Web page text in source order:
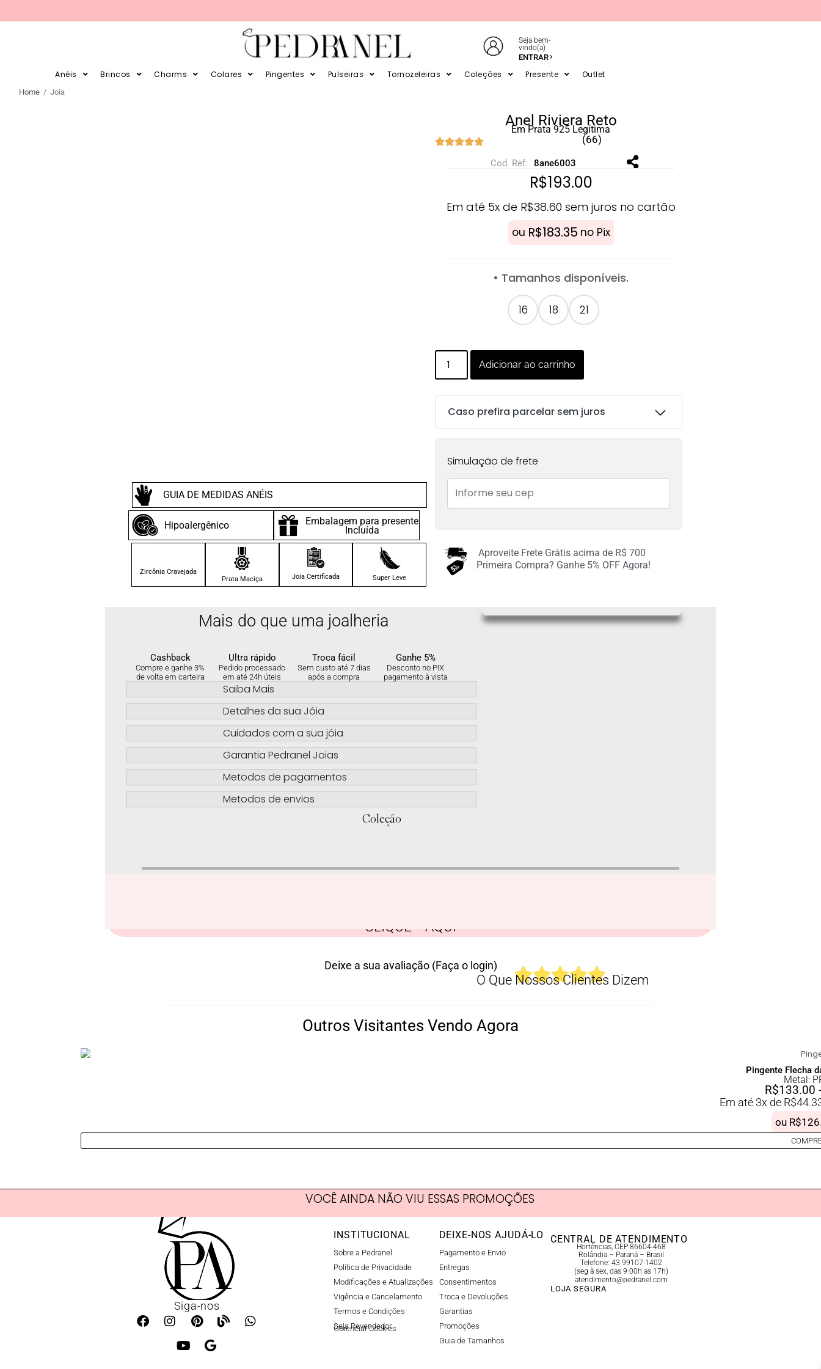
PARCELE SUAS COMPRAS EM 12X E EM ATÉ 6X SEM JUROS NO CARTÃO
Seja bem-
vindo(a)
ENTRAR
Anéis Brincos Charms Colares Pingentes Pulseiras Tornozeleiras Coleções Presente Outlet
Home / Joia
Zircônia Cravejada
Prata Maciça
Joia Certificada Super Leve
Hipoalergênico Embalagem para presente
Incluída
GUIA DE MEDIDAS ANÉIS
Anel Riviera Reto
Em Prata 925 Legítima
(66)
Cod. Ref: 8ane6003
R$193.00
Em até 5x de R$38.60 sem juros no cartão
ou R$183.35 no Pix
• Tamanhos disponíveis.
16 18 21
Adicionar ao carrinho
Caso prefira parcelar sem juros
1x deR$193.00sem
juros no cartão
R$193.00
3x deR$64.33sem
R$192.99
juros no cartão
Simulação de frete
Aproveite Frete Grátis acima de R$ 700
Primeira Compra? Ganhe 5% OFF Agora!
Mais do que uma joalheria
Cashback
Compre e ganhe 3%
de volta em carteira
Ultra rápido
Pedido processado
em até 24h úteis
Troca fácil
Sem custo até 7 dias
após a compra
Ganhe 5%
Desconto no PIX
pagamento à vista
Saiba Mais
Detalhes da sua Jóia
Cuidados com a sua jóia
Garantia Pedranel Joias
Metodos de pagamentos
Metodos de envios
Coleção
CLIQUE AQUI
O Que Nossos Clientes Dizem
Deixe a sua avaliação (Faça o login)
Outros Visitantes Vendo Agora
Pingente Flecha
Metal:
R$133.00
Em até 3x de R$
ou R$
VOCÊ AINDA NÃO VIU ESSAS PROMOÇÕES
Siga-nos
INSTITUCIONAL
Sobre a Pedranel
Política de Privacidade
Modificações e Atualizações
Vigência e Cancelamento
Termos e Condições
Seja Revendedor
Gerenciar Cookies​
DEIXE-NOS AJUDÁ-LO
Pagamento e Envio
Entregas
Consentimentos
Troca e Devoluções
Garantias
Promoções
Guia de Tamanhos
CENTRAL DE ATENDIMENTO
Hortências, CEP 86604-468
Rolândia – Paraná – Brasil
Telefone: 43 99107-1402
(seg à sex, das 9:00h as 17h)
atendimento@pedranel.com
LOJA SEGURA